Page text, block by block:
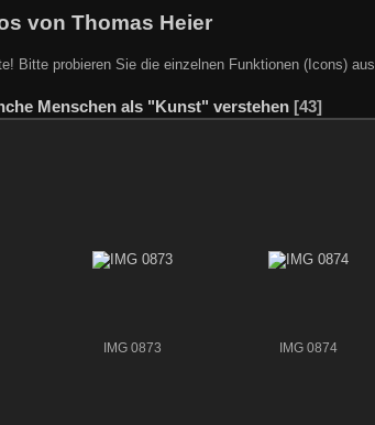
von Thomas Heier
Bitte probieren Sie die einzelnen Funktionen (Icons) aus.
Menschen als "Kunst" verstehen 43
IMG 0873 IMG 0874